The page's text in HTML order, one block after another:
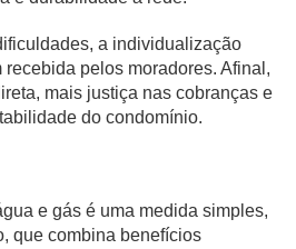
a individualização
recebida pelos moradores. Afinal,
mais justiça nas cobranças e
do condomínio.
e gás é uma medida simples,
que combina benefícios